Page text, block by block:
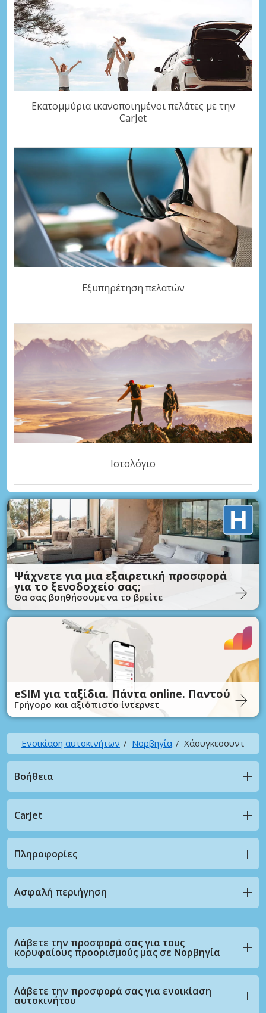
Εκατομμύρια ικανοποιημένοι πελάτες με την
CarJet
Εξυπηρέτηση πελατών
Ιστολόγιο
Ψάχνετε για μια εξαιρετική προσφορά
για το ξενοδοχείο σας;
Θα σας βοηθήσουμε να το βρείτε
eSIM για ταξίδια. Πάντα online. Παντού
Γρήγορο και αξιόπιστο ίντερνετ
Ενοικίαση αυτοκινήτων Νορβηγία Χάουγκεσουντ
Βοήθεια
CarJet
Πληροφορίες
Ασφαλή περιήγηση
Λάβετε την προσφορά σας για τους
κορυφαίους προορισμούς μας σε Νορβηγία
Λάβετε την προσφορά σας για ενοικίαση
αυτοκινήτου